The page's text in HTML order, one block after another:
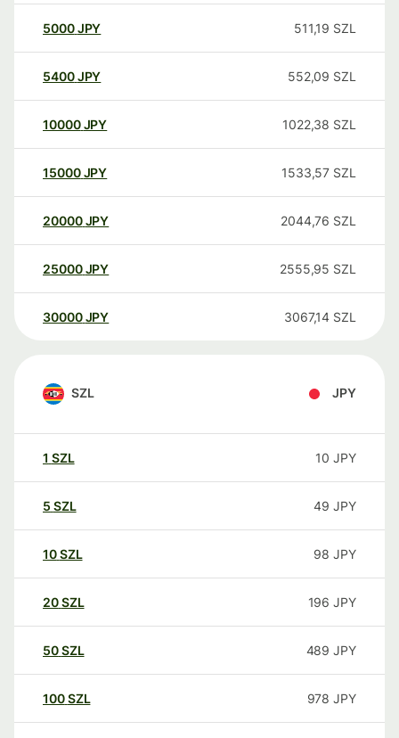
5000JPY 511,19 SZL
5400JPY 552,09 SZL
10000 JPY 1022,38 SZL
15000 JPY 1533,57 SZL
20000 JPY 2044,76 SZL
25000 JPY 2555,95 SZL
30000 JPY 3067,14 SZL
SZL JPY
1 SZL 10 JPY
5 SZL 49 JPY
10SZL 98 JPY
20SZL 196 JPY
50SZL 489 JPY
100SZL 978 JPY